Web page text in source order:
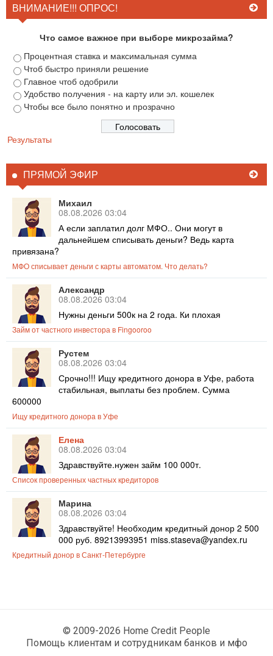
ВНИМАНИЕ!!! ОПРОС!
Что самое важное при выборе микрозайма?
Процентная ставка и максимальная сумма
Чтоб быстро приняли решение
Главное чтоб одобрили
Удобство получения - на карту или эл. кошелек
Чтобы все было понятно и прозрачно
Результаты
ПРЯМОЙ ЭФИР
Михаил
08.08.2026 03:04
А если заплатил долг МФО.. Они могут в
дальнейшем списывать деньги? Ведь карта
привязана?
МФО списывает деньги с карты автоматом. Что делать?
Александр
08.08.2026 03:04
Нужны деньги 500к на 2 года. Ки плохая
Займ от частного инвестора в Fingooroo
Рустем
08.08.2026 03:04
Срочно!!! Ищу кредитного донора в Уфе, работа
стабильная, выплаты без проблем. Сумма
600000
Ищу кредитного донора в Уфе
Елена
08.08.2026 03:04
Здравствуйте.нужен займ 100 000т.
Список проверенных частных кредиторов
Марина
08.08.2026 03:04
Здравствуйте! Необходим кредитный донор 2 500
000 руб. 89213993951 miss.staseva@yandex.ru
Кредитный донор в Санкт-Петербурге
© 2009-2026 Home Credit People
Помощь клиентам и сотрудникам банков и мфо